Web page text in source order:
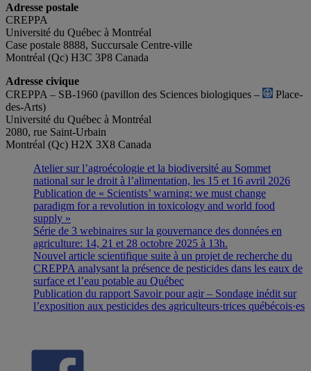
Adresse postale
CREPPA
Université du Québec à Montréal
Case postale 8888, Succursale Centre-ville
Montréal (Qc) H3C 3P8 Canada
Adresse civique
CREPPA – SB-1960 (pavillon des Sciences biologiques –
Place-
des-Arts)
Université du Québec à Montréal
2080, rue Saint-Urbain
Montréal (Qc) H2X 3X8 Canada
Atelier sur l’agroécologie et la biodiversité au Sommet
national sur le droit à l’alimentation, les 15 et 16 avril 2026
Publication de « Scientists’ warning: we must change
paradigm for a revolution in toxicology and world food
supply »
Série de 3 webinaires sur la gouvernance des données en
agriculture: 14, 21 et 28 octobre 2025 à 13h.
Nouvel article scientifique suite à un projet de recherche du
CREPPA analysant la présence de pesticides dans les eaux de
surface et l’eau potable au Québec
Publication du rapport Savoir pour agir – Sondage inédit sur
l’exposition aux pesticides des agriculteurs·trices québécois·es